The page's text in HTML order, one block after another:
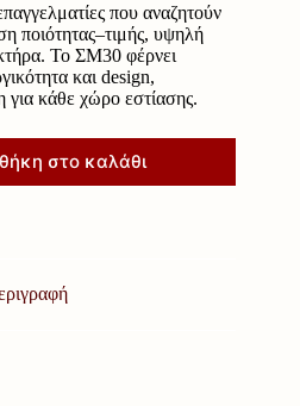
που αναζητούν
ποιότητας–τιμής, υψηλή
Το ΣΜ30 φέρνει
και design,
για κάθε χώρο εστίασης.
στο καλάθι